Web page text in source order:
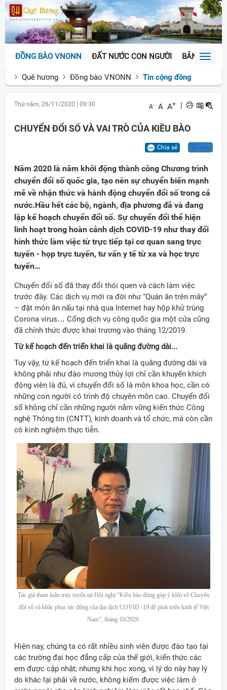
ĐỒNG BÀO VNONN ĐẤT NƯỚC CON NGƯỜI BẢN SẮCToggle
Quê hương
Đồng bào VNONN Tin cộng đồng
Thứ năm, 26/11/2020 09:30 A- A A+
CHUYỂN ĐỔI SỐ VÀ VAI TRÒ CỦA KIỀU BÀO
Chia sẻ Lưu
Năm 2020 là năm khởi động thành công Chương trình
chuyển đổi số quốc gia, tạo nên sự chuyển biến mạnh
mẽ về nhận thức và hành động chuyển đổi số trong cả
nước.Hầu hết các bộ, ngành, địa phương đã và đang
lập kế hoạch chuyển đổi số. Sự chuyển đổi thể hiện
linh hoạt trong hoàn cảnh dịch COVID-19 như thay đổi
hình thức làm việc từ trực tiếp tại cơ quan sang trực
tuyến - họp trực tuyến, tư vấn y tế từ xa và học trực
tuyến…
Chuyển đổi số đã thay đổi thói quen và cách làm việc
trước đây. Các dịch vụ mới ra đời như “Quán ăn trên mây”
– đặt món ăn nấu tại nhà qua Internet hay hộp khử trùng
Corona virus… Cổng dịch vụ công quốc gia một cửa cũng
đã chính thức được khai trương vào tháng 12/2019.
Từ kế hoạch đến triển khai là quãng đường dài...
Tuy vậy, từ kế hoạch đến triển khai là quãng đường dài và
không phải như đào mương thủy lợi chỉ cần khuyến khích
động viên là đủ, vì chuyển đổi số là môn khoa học, cần có
những con người có trình độ chuyên môn cao. Chuyển đổi
số không chỉ cần những người nắm vững kiến thức Công
nghệ Thông tin (CNTT), kinh doanh và tổ chức, mà còn cần
có kinh nghiệm thực tiễn.
Tác giả tham luận trực tuyến tại Hội nghị “Kiều bào đóng góp ý kiến về Chuyển
đổi số và khắc phục tác động của đại dịch COVID -19 để phát triển kinh tế Việt
Nam”, tháng 10/2020
Hiện nay, chúng ta có rất nhiều sinh viên được đào tạo tại
các trường đại học đẳng cấp của thế giới, kiến thức các
em được cập nhật; nhưng khi học xong, vì lý do này hay lý
do khác lại phải về nước, không kiếm được việc làm ở